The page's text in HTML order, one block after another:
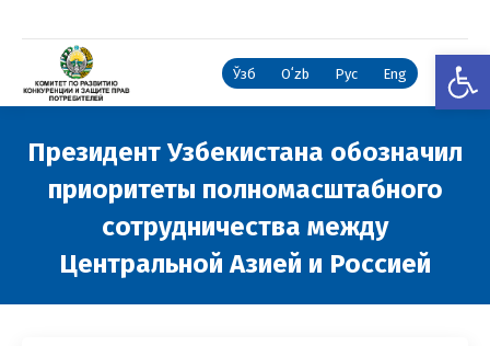
Ўзб Oʻzb Рус Eng
Президент Узбекистана обозначил
приоритеты полномасштабного
сотрудничества между
Центральной Азией и Россией